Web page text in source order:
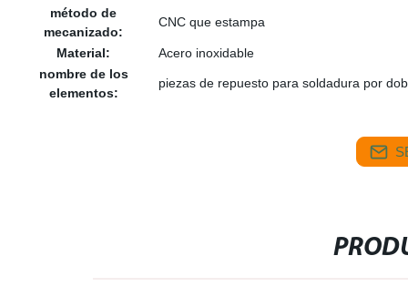
método de
mecanizado:
CNC que estampa
Material:
Acero inoxidable
nombre de los
elementos:
piezas de repuesto para soldadura por